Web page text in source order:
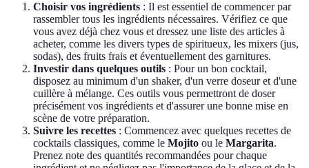
Choisir vos ingrédients : Il est essentiel de commencer par
rassembler tous les ingrédients nécessaires. Vérifiez ce que
vous avez déjà chez vous et dressez une liste des articles à
acheter, comme les divers types de spiritueux, les mixers (jus,
sodas), des fruits frais et éventuellement des garnitures.
Investir dans quelques outils : Pour un bon cocktail,
disposez au minimum d'un shaker, d'un verre doseur et d'une
cuillère à mélange. Ces outils vous permettront de doser
précisément vos ingrédients et d'assurer une bonne mise en
scène de votre préparation.
Suivre les recettes : Commencez avec quelques recettes de
cocktails classiques, comme le Mojito ou le Margarita.
Prenez note des quantités recommandées pour chaque